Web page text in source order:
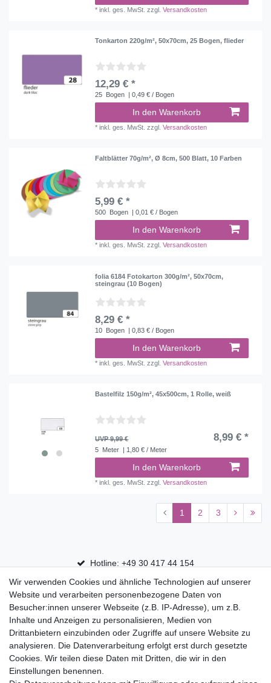
*inkl. ges. MwSt. zzgl.Versandkosten
Tonkarton 220g/m², 50x70cm, 25 Bogen, flieder
12,29 € *
25 Bogen | 0,49 € / Bogen
In den Warenkorb
*inkl. ges. MwSt. zzgl.Versandkosten
Faltblätter 70g/m², Ø 8cm, 500 Blatt, 10 Farben
5,99 € *
500 Bogen | 0,01 € / Bogen
In den Warenkorb
*inkl. ges. MwSt. zzgl.Versandkosten
folia 6184 Fotokarton 300g/m², 50x70cm,
steingrau (10 Bogen)
8,29 € *
10 Bogen | 0,83 € / Bogen
In den Warenkorb
*inkl. ges. MwSt. zzgl.Versandkosten
Bastelfilz 150g/m², 45x500cm, 1 Rolle, weiß
UVP 9,99 € 8,99 € *
5 Meter | 1,80 € / Meter
In den Warenkorb
*inkl. ges. MwSt. zzgl.Versandkosten
1 2 3
Hotline: +49 30 417 44 154
30 Tage Rückgaberecht
Versandfrei ab 75 € in Deutschland
Top Marken
Eduplay
Folia Bringmann
Wir verwenden Cookies und ähnliche Technologien auf unserer
Website und verarbeiten personenbezogene Daten von
Besucher:innen unserer Webseite (z.B. IP-Adresse), um z.B.
Inhalte und Anzeigen zu personalisieren, Medien von
Drittanbietern einzubinden oder Zugriffe auf unsere Website zu
analysieren. Die Datenverarbeitung erfolgt erst durch gesetzte
Cookies. Wir teilen diese Daten mit Dritten, die wir in den
Einstellungen benennen.